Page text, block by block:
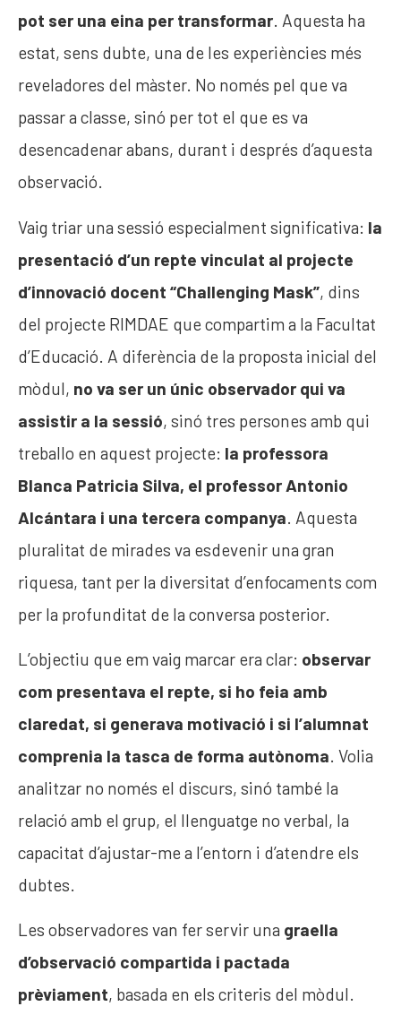
pot ser una eina per transformar. Aquesta ha
estat, sens dubte, una de les experiències més
reveladores del màster. No només pel que va
passar a classe, sinó per tot el que es va
desencadenar abans, durant i després d’aquesta
observació.
Vaig triar una sessió especialment significativa: la
presentació d’un repte vinculat al projecte
d’innovació docent “Challenging Mask”, dins
del projecte RIMDAE que compartim a la Facultat
d’Educació. A diferència de la proposta inicial del
mòdul, no va ser un únic observador qui va
assistir a la sessió, sinó tres persones amb qui
treballo en aquest projecte: la professora
Blanca Patricia Silva, el professor Antonio
Alcántara i una tercera companya . Aquesta
pluralitat de mirades va esdevenir una gran
riquesa, tant per la diversitat d’enfocaments com
per la profunditat de la conversa posterior.
L’objectiu que em vaig marcar era clar: observar
com presentava el repte, si ho feia amb
claredat, si generava motivació i si l’alumnat
comprenia la tasca de forma autònoma. Volia
analitzar no només el discurs, sinó també la
relació amb el grup, el llenguatge no verbal, la
capacitat d’ajustar-me a l’entorn i d’atendre els
dubtes.
Les observadores van fer servir una graella
d’observació compartida i pactada
prèviament, basada en els criteris del mòdul.